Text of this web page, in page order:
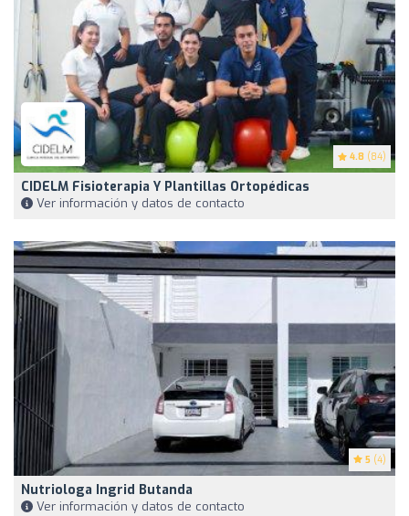
4.8 (84)
CIDELM Fisioterapia Y Plantillas Ortopédicas
Ver información y datos de contacto
5 (4)
Nutriologa Ingrid Butanda
Ver información y datos de contacto